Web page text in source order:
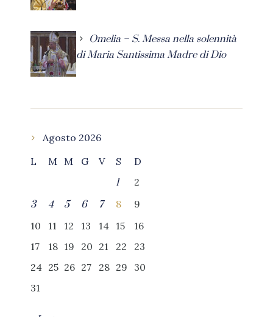
Omelia – S. Messa nella solennità
di Maria Santissima Madre di Dio
Agosto 2026
L
M M G V S
D
1
2
3
4 5 6 7 8
9
10
11 12 13 14 15
16
17
18 19 20 21 22
23
24 25 26 27 28 29
30
31